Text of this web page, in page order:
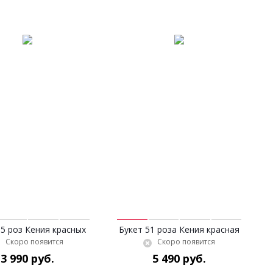
роз Кения красных
Скоро появится
3 990 руб.
Букет 51 роза Кения красная
Скоро появится
5 490 руб.